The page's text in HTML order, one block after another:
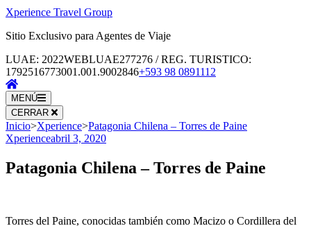
Xperience Travel Group
Sitio Exclusivo para Agentes de Viaje
LUAE: 2022WEBLUAE277276 / REG. TURISTICO:
1792516773001.001.9002846+593 98 0891112
MENÚ
CERRAR
Inicio>Xperience>Patagonia Chilena – Torres de Paine
Xperienceabril 3, 2020
Patagonia Chilena – Torres de Paine
Torres del Paine, conocidas también como Macizo o Cordillera del